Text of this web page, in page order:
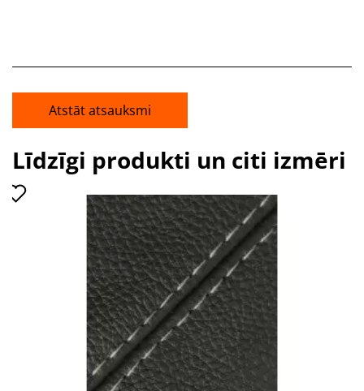
Atstāt atsauksmi
Līdzīgi produkti un citi izmēri